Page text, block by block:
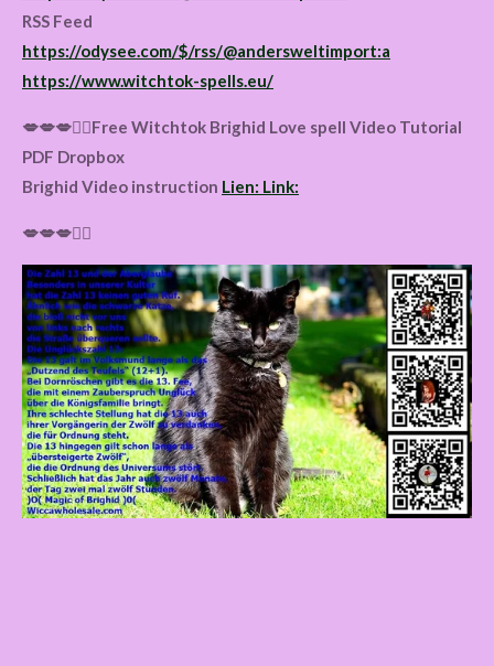
RSS Feed
https://odysee.com/$/rss/@andersweltimport:a
https://www.witchtok-spells.eu/
💋💋💋🧙‍♀Free Witchtok Brighid Love spell Video Tutorial
PDF Dropbox
Brighid Video instruction Lien: Link:
💋💋💋🧙‍♀